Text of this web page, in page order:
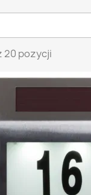
20 pozycji